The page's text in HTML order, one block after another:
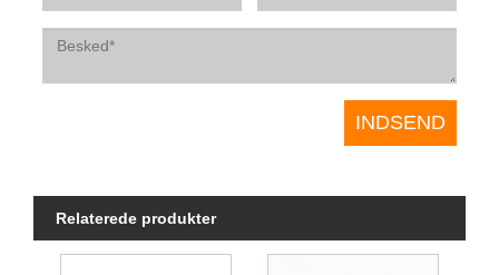
Relaterede produkter